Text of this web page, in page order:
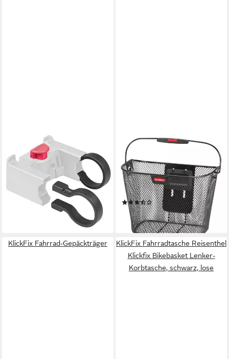
Fahrradtasche KLICKfix
Schellen für Lenkeradapter
schwarz 35mm paarweise
ab 15,21 €
lieferbar - in 6-7 Werktagen bei dir
RIXEN & KAUL
Einkaufsshopper Uni, 16 l,
Fahrrad Korb Lenkerkorb E
Bike Fahrradkorb vorne 16
Liter
(2)
ab 30,99 €
lieferbar - in 4-5 Werktagen bei dir
KlickFix Fahrrad-Gepäckträger
KlickFix Fahrradtasche Reisenthel
Klickfix Bikebasket Lenker-
Korbtasche, schwarz, lose